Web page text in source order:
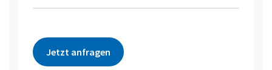
Jetzt anfragen